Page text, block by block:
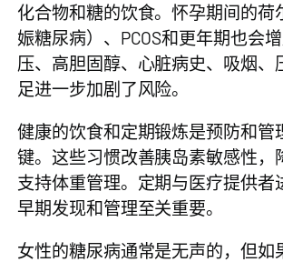
化合物和糖的饮食。怀孕期间的荷
娠糖尿病）、PCOS和更年期也会
压、高胆固醇、心脏病史、吸烟、
足进一步加剧了风险。
健康的饮食和定期锻炼是预防和管
键。这些习惯改善胰岛素敏感性，
支持体重管理。定期与医疗提供者
早期发现和管理至关重要。
女性的糖尿病通常是无声的，但如